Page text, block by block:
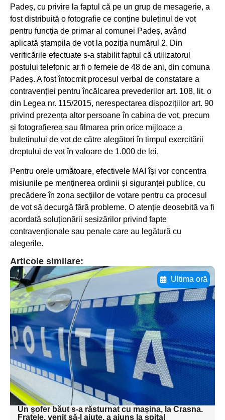
Padeș, cu privire la faptul că pe un grup de mesagerie, a
fost distribuită o fotografie ce conține buletinul de vot
pentru funcția de primar al comunei Padeș, având
aplicată ștampila de vot la poziția numărul 2. Din
verificările efectuate s-a stabilit faptul că utilizatorul
postului telefonic ar fi o femeie de 48 de ani, din comuna
Padeș. A fost întocmit procesul verbal de constatare a
contravenției pentru încălcarea prevederilor art. 108, lit. o
din Legea nr. 115/2015, nerespectarea dispozițiilor art. 90
privind prezența altor persoane în cabina de vot, precum
și fotografierea sau filmarea prin orice mijloace a
buletinului de vot de către alegători în timpul exercitării
dreptului de vot în valoare de 1.000 de lei.
Pentru orele următoare, efectivele MAI își vor concentra
misiunile pe menținerea ordinii și siguranței publice, cu
precădere în zona secțiilor de votare pentru ca procesul
de vot să decurgă fără probleme. O atenție deosebită va fi
acordată soluționării sesizărilor privind fapte
contravenționale sau penale care au legătură cu
alegerile.
Articole similare:
Ultima oră
Adaugă aici textul pentru
subtitluAdaugă aici
textul pentru
subtitluAdaugă aici
textul pentru
subtitluAdaugă aici
textul pentru subti
Un șofer băut s-a răsturnat cu mașina, la Crasna.
Fratele, venit să-l ajute, a ajuns la spital